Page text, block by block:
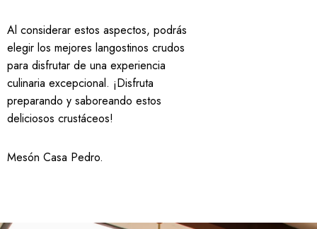
Al considerar estos aspectos, podrás
elegir los mejores langostinos crudos
para disfrutar de una experiencia
culinaria excepcional. ¡Disfruta
preparando y saboreando estos
deliciosos crustáceos!
Mesón Casa Pedro.